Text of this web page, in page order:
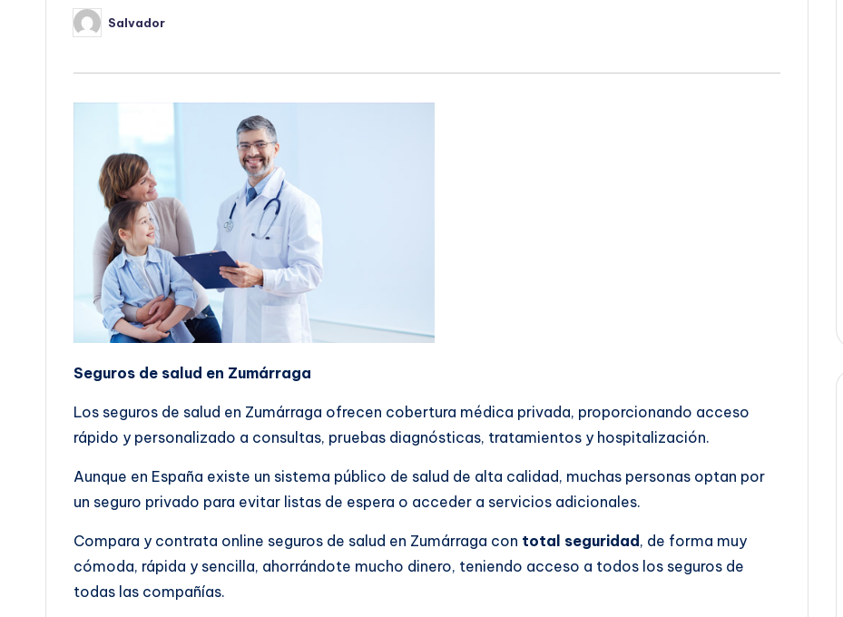
Publicado
por
Salvador
Seguros de salud en Zumárraga
Los seguros de salud en Zumárraga ofrecen cobertura médica privada, proporcionando acceso
rápido y personalizado a consultas, pruebas diagnósticas, tratamientos y hospitalización.
Aunque en España existe un sistema público de salud de alta calidad, muchas personas optan por
un seguro privado para evitar listas de espera o acceder a servicios adicionales.
Compara y contrata online seguros de salud en Zumárraga con total seguridad , de forma muy
cómoda, rápida y sencilla, ahorrándote mucho dinero, teniendo acceso a todos los seguros de
todas las compañías.